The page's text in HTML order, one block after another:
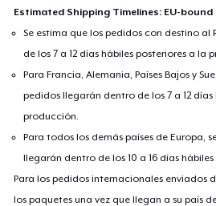
Estimated Shipping Timelines: EU-
Se estima que los pedidos con destino
de los 7 a 12 días hábiles posteriores a la
Para Francia, Alemania, Países Bajos y
pedidos llegarán dentro de los 7 a 12
producción.
Para todos los demás países de Europa,
llegarán dentro de los 10 a 16 días
Para los pedidos internacionales enviados
los paquetes una vez que llegan a su país